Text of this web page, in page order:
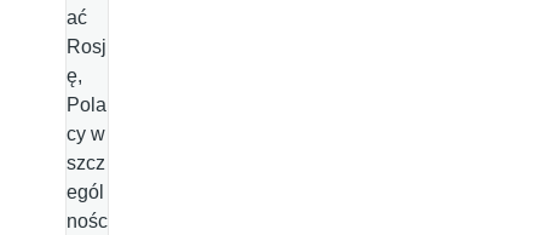
ać
Rosj
ę,
Pola
cy w
szcz
egól
nośc